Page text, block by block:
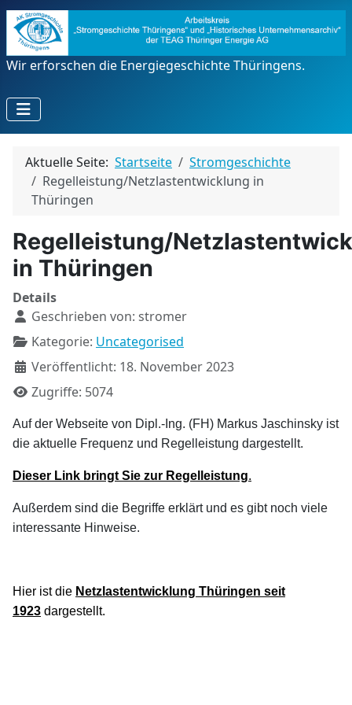
Wir erforschen die Energiegeschichte Thüringens.
Aktuelle Seite: Startseite
Stromgeschichte
Regelleistung/Netzlastentwicklung in
Thüringen
Regelleistung/
in Thüringen
Details
Geschrieben von: stromer
Kategorie: Uncategorised
Veröffentlicht: 18. November 2023
Zugriffe: 5074
Auf der Webseite von Dipl.-Ing. (FH) Markus Jaschinsky ist
die aktuelle Frequenz und Regelleistung dargestellt.
Dieser Link bringt Sie zur Regelleistung.
Außerdem sind die Begriffe erklärt und es gibt noch viele
interessante Hinweise.
Hier ist die Netzlastentwicklung Thüringen seit
1923 dargestellt.